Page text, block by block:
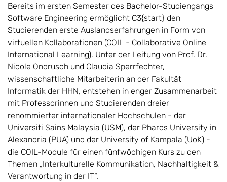
Bereits im ersten Semester des Bachelor-Studiengangs
Software Engineering ermöglicht C3{start} den
Studierenden erste Auslandserfahrungen in Form von
virtuellen Kollaborationen (COIL - Collaborative Online
International Learning). Unter der Leitung von Prof. Dr.
Nicole Ondrusch und Claudia Sperrfechter,
wissenschaftliche Mitarbeiterin an der Fakultät
Informatik der HHN, entstehen in enger Zusammenarbeit
mit Professorinnen und Studierenden dreier
renommierter internationaler Hochschulen - der
Universiti Sains Malaysia (USM), der Pharos University in
Alexandria (PUA) und der University of Kampala (UoK) -
die COIL-Module für einen fünfwöchigen Kurs zu den
Themen „Interkulturelle Kommunikation, Nachhaltigkeit &
Verantwortung in der IT“.